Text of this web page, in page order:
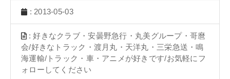
: 2013-05-03
: 好きなクラブ・安曇野急行・丸美グループ・哥麿
会/好きなトラック・渡月丸・天洋丸・三栄急送・鳴
海運輸/トラック・車・アニメが好きです/お気軽にフ
ォローしてください